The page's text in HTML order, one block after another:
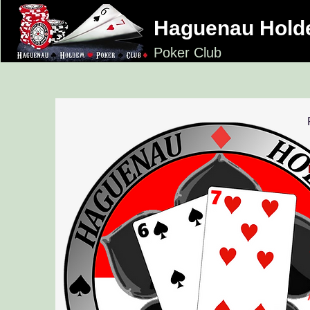
Haguenau
Poker Club